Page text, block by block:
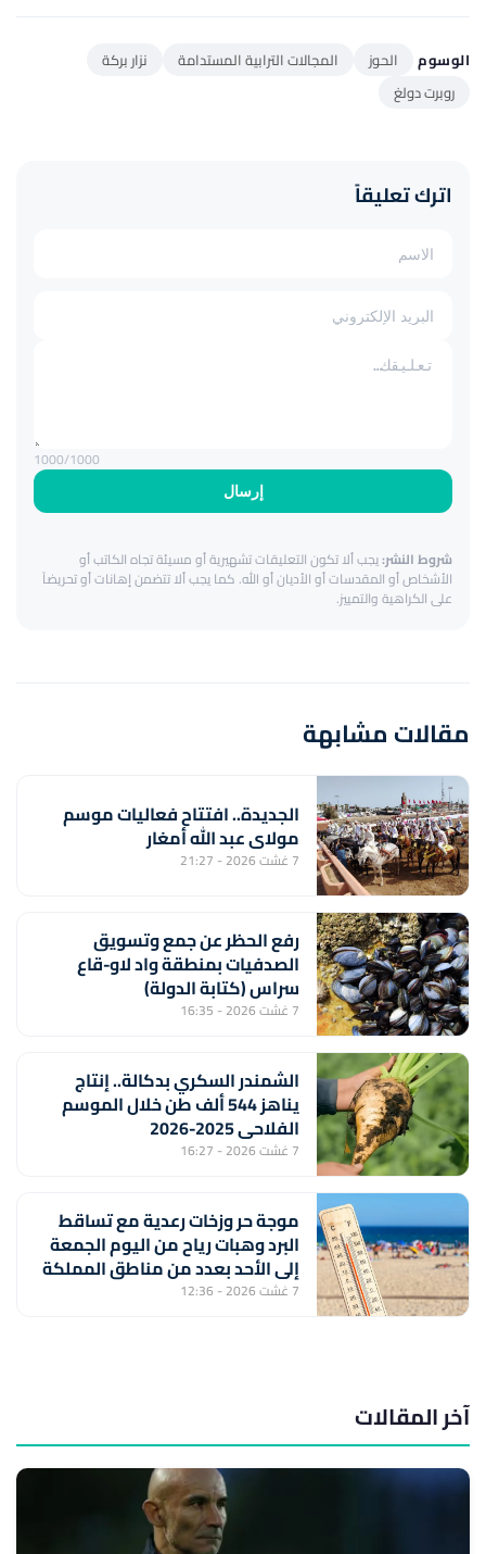
الوسوم الحوز المجالات الترابية المستدامة
نزار بركة
روبرت دولغ
اترك تعليقاً
إرسال
1000/1000
شروط النشر:يجب ألا تكون التعليقات تشهيرية أو مسيئة تجاه الكاتب أو
الأشخاص أو المقدسات أو الأديان أو الله. كما يجب ألا تتضمن إهانات أو تحريضاً
على الكراهية والتمييز.
مقالات مشابهة
الجديدة.. افتتاح فعاليات موسم
مولاي عبد الله أمغار
7 غشت 2026 - 21:27
رفع الحظر عن جمع وتسويق
الصدفيات بمنطقة واد لاو-قاع
سراس (كتابة الدولة)
7 غشت 2026 - 16:35
الشمندر السكري بدكالة.. إنتاج
يناهز 544 ألف طن خلال الموسم
الفلاحي 2025-2026
7 غشت 2026 - 16:27
موجة حر وزخات رعدية مع تساقط
البرد وهبات رياح من اليوم الجمعة
إلى الأحد بعدد من مناطق المملكة
(نشرة إنذارية)
7 غشت 2026 - 12:36
آخر المقالات